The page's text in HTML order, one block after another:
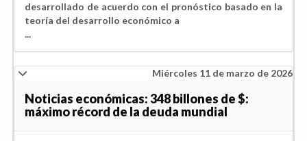
desarrollado de acuerdo con el pronóstico basado en la
teoría del desarrollo económico a
...
Miércoles 11 de marzo de 2026
Noticias económicas: 348 billones de $:
máximo récord de la deuda mundial